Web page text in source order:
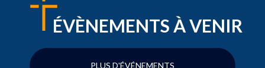
ÉVÈNEMENTS À VENIR
PLUS D'ÉVÉNEMENTS